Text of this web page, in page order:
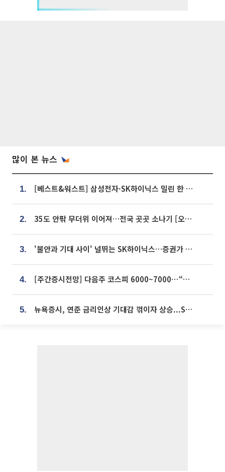
많이 본 뉴스
1. [베스트&워스트] 삼성전자·SK하이닉스 밀린 한 주…상상인증권은 85% 급등
2. 35도 안팎 무더위 이어져…전국 곳곳 소나기 [오늘 날씨]
3. '불안과 기대 사이' 널뛰는 SK하이닉스…증권가 "HBM4·LTA 기반 펀터멘털 견고"
4. [주간증시전망] 다음주 코스피 6000~7000⋯“外人 수급은 정책이 변수”
5. 뉴욕증시, 연준 금리인상 기대감 꺾이자 상승...S&P500 사상 최고치 [종합]